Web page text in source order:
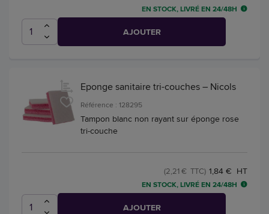
EN STOCK, LIVRÉ EN 24/48H
AJOUTER
Eponge sanitaire tri-couches – Nicols
Référence : 128295
Tampon blanc non rayant sur éponge rose
tri-couche
1,84 € HT
(2,21 € TTC)
EN STOCK, LIVRÉ EN 24/48H
AJOUTER